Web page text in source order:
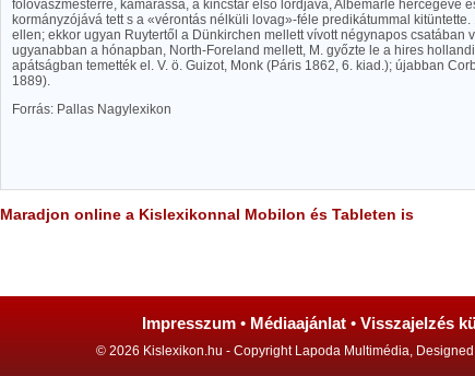
főlovászmesterré, kamarássá, a kincstár első lordjává, Albemarle hercegévé
kormányzójává tett s a «vérontás nélküli lovag»-féle predikátummal
ellen; ekkor ugyan Ruytertől a Dünkirchen mellett vívott négynapos csatában
ugyanabban a hónapban, North-Foreland mellett, M. győzte le a hires
apátságban temették el. V. ö. Guizot, Monk (Páris 1862, 6. kiad.); újabban
1889).
Forrás: Pallas Nagylexikon
Maradjon online a Kislexikonnal Mobilon és Tableten is
Impresszum • Médiaajánlat • Visszajelzés
© 2026 Kislexikon.hu - Copyright Lapoda Multimédia,